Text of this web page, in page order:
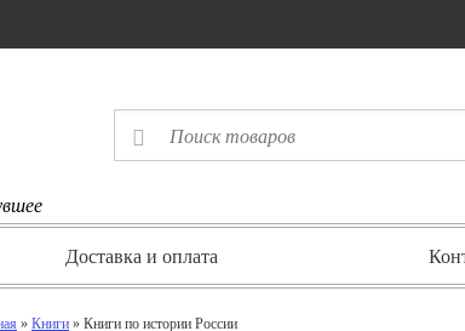
Доставка и оплата
» Книги » Книги по истории России